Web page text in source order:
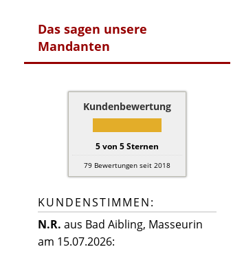
Das sagen unsere
Mandanten
Kundenbewertung
5von 5Sternen
79 Bewertungen seit 2018
KUNDENSTIMMEN:
N.R. aus Bad Aibling, Masseurin
am 15.07.2026: